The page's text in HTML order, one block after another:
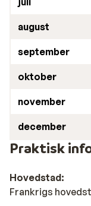
august
september
oktober
november
december
Praktisk
Hovedstad:
Frankrigs